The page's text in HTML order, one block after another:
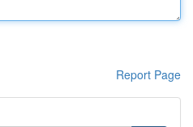
Report Page